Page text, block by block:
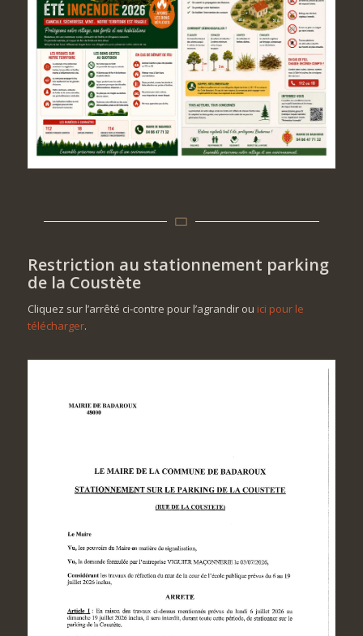
Restriction au stationnement parking
de la Coustète
Cliquez sur l’arrêté ci-contre pour l’agrandir ou ici pour le
télécharger.